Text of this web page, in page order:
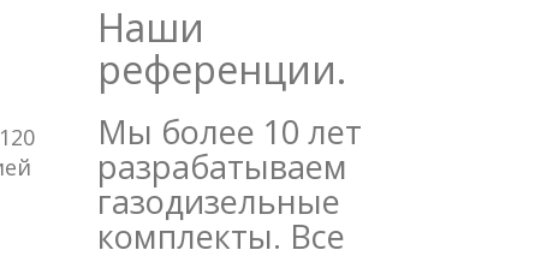
Наши
референции.
Мы более 10 лет
разрабатываем
газодизельные
комплекты. Все